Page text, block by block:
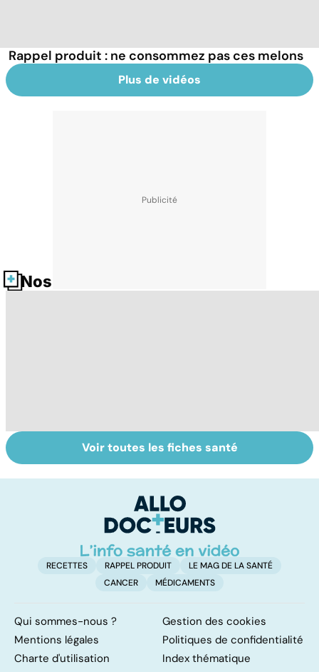
Rappel produit : ne consommez pas ces melons
Plus de vidéos
Nos fiches santé
Le lymphome, un
cancer peu
Alimentation :
nos assiettes
toxiques ?
Voir toutes les fiches santé
RECETTES RAPPEL PRODUIT
LE MAG DE LA SANTÉ
CANCER
MÉDICAMENTS
Qui sommes-nous ?
Gestion des cookies
Mentions légales
Politiques de confidentialité
Charte d'utilisation
Index thématique